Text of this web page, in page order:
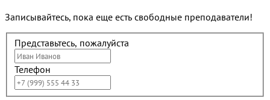
Записывайтесь, пока еще есть свободные преподаватели!
Представьтесь, пожалуйста
Телефон